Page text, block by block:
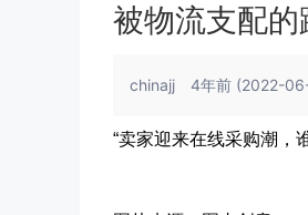
被物流支配的
chinajj 4年前 (2022-
“卖家迎来在线采购潮，